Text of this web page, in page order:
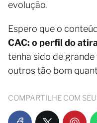
evolução.
Espero que o
CAC: o perfil do
tenha sido de
outros tão bom
COMPARTILHE COM